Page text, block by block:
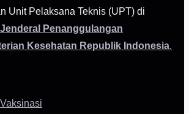
Unit Pelaksana Teknis (UPT) di
Penanggulangan
Kesehatan Republik Indonesia.